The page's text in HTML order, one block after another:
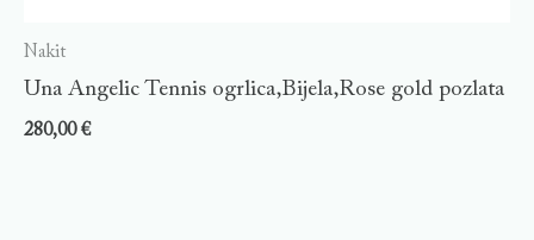
Nakit
Una Angelic Tennis ogrlica,Bijela,Rose gold pozlata
280,00€